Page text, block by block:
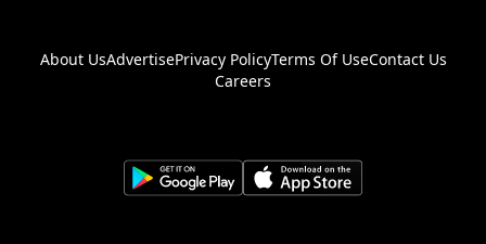
About UsAdvertisePrivacy PolicyTerms Of UseContact Us
Careers